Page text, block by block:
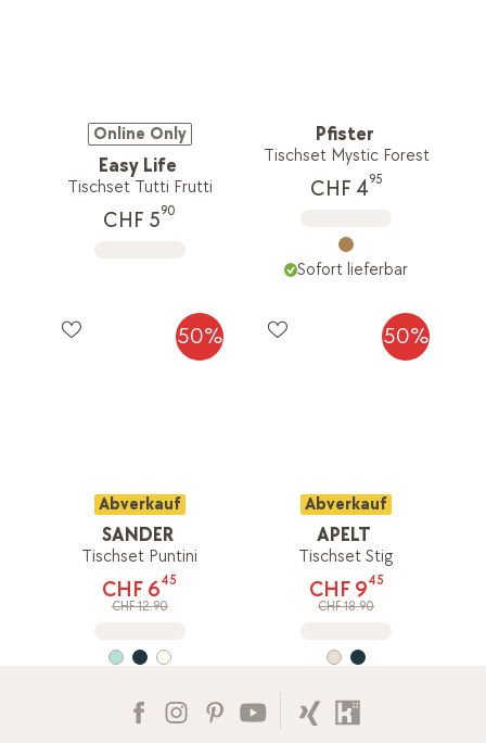
Online Only
Easy Life
Tischset Tutti Frutti
CHF 590
Pfister
Tischset Mystic Forest
CHF 495
Sofort lieferbar
50%
Abverkauf
SANDER
Tischset Puntini
CHF 645
CHF 12.90
50%
Abverkauf
APELT
Tischset Stig
CHF 945
CHF 18.90